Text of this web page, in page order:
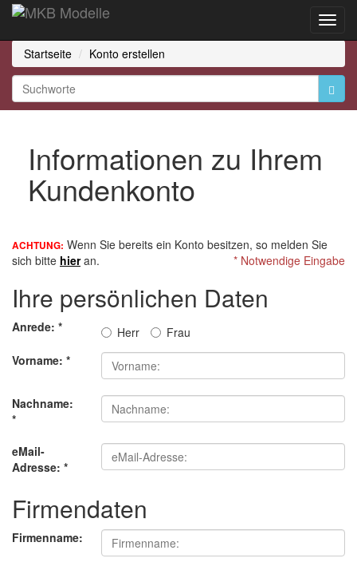
Startseite
Konto erstellen
Informationen zu Ihrem
Kundenkonto
ACHTUNG: Wenn Sie bereits ein Konto besitzen, so melden Sie
sich bitte hieran. * Notwendige Eingabe
Ihre persönlichen Daten
Anrede: * Herr
Frau
Vorname: *
Nachname:
*
eMail-
Adresse: *
Firmendaten
Firmenname: